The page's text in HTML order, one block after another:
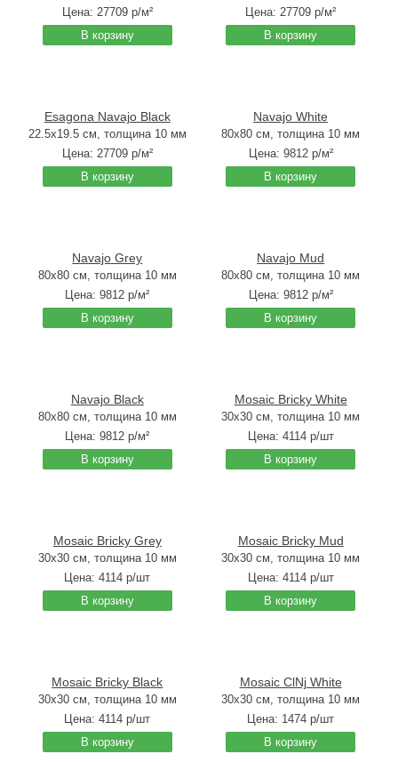
Цена: 27709р/м²
В корзину
Цена: 27709 р/м²
В корзину
Esagona Navajo Black
22.5x19.5 см, толщина 10 мм
Цена: 27709р/м²
В корзину
Navajo White
80x80 см, толщина 10 мм
Цена: 9812р/м²
В корзину
Navajo Grey
80x80 см, толщина 10 мм
Цена:9812 р/м²
В корзину
Navajo Mud
80x80 см, толщина 10 мм
Цена: 9812р/м²
В корзину
Navajo Black
80x80 см, толщина 10 мм
Цена:9812 р/м²
В корзину
Mosaic Bricky White
30x30 см, толщина 10 мм
Цена: 4114р/шт
В корзину
Mosaic Bricky Grey
30x30 см, толщина 10 мм
Цена:4114 р/шт
В корзину
Mosaic Bricky Mud
30x30 см, толщина 10 мм
Цена: 4114р/шт
В корзину
Mosaic Bricky Black
30x30 см, толщина 10 мм
Цена:4114 р/шт
В корзину
Mosaic ClNj White
30x30 см, толщина 10 мм
Цена: 1474 р/шт
В корзину